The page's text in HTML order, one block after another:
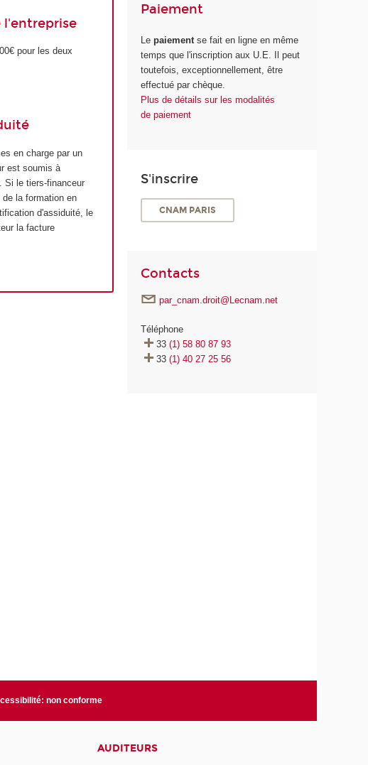
l'entreprise
pour les deux
en charge par un
est soumis à
. Si le tiers-financeur
la formation en
d'assiduité, le
la facture
Paiement
Lepaiementse fait en ligne en même
temps que l'inscription aux U.E. Il peut
toutefois, exceptionnellement, être
effectué par chèque.
Plus de détails sur les modalités
de paiement
S'inscrire
CNAM PARIS
Contacts
par_cnam.droit@Lecnam.net
Téléphone
33(1) 58 80 87 93
33(1) 40 27 25 56
non conforme
AUDITEURS